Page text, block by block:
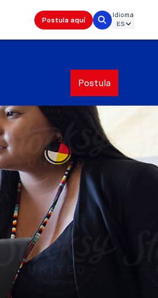
Postula aquí
Idioma
Postula